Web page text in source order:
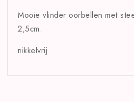
Mooie vlinder oorbellen met
2,5cm.
nikkelvrij